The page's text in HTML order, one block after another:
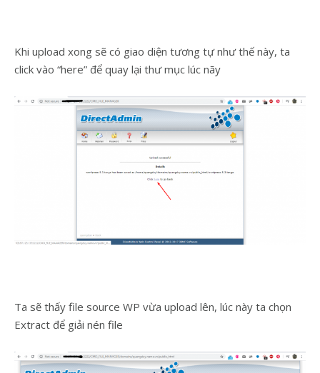
Khi upload xong sẽ có giao diện tương tự như thế này, ta
click vào “here” để quay lại thư mục lúc nãy
Ta sẽ thấy file source WP vừa upload lên, lúc này ta chọn
Extract để giải nén file